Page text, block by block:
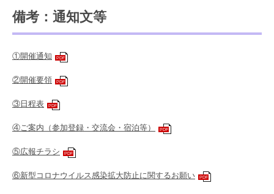
備考：通知文等
①開催通知 PDF
②開催要領 PDF
③日程表 PDF
④ご案内（参加登録・交流会・宿泊等） PDF
⑤広報チラシ PDF
⑥新型コロナウイルス感染拡大防止に関するお願い PDF